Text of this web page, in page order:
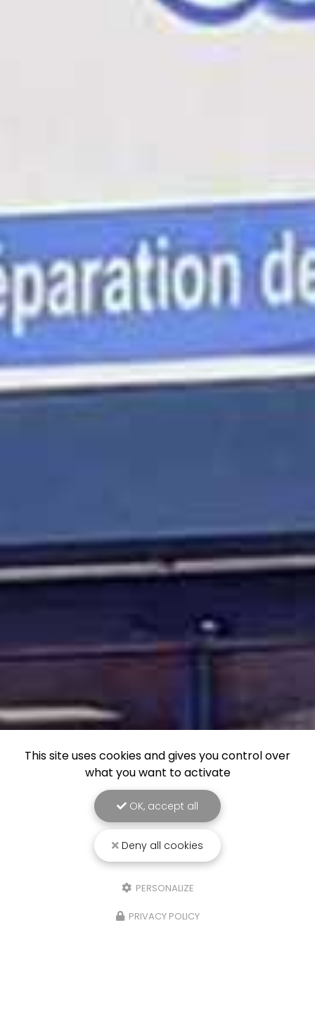
This site uses cookies and gives you control over
what you want to activate
OK, accept all
Deny all cookies
PERSONALIZE
PRIVACY POLICY